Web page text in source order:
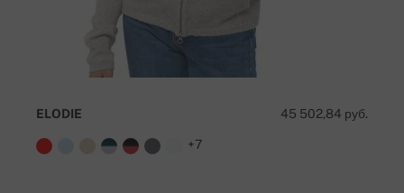
45 502,84 руб.
ELODIE
+7